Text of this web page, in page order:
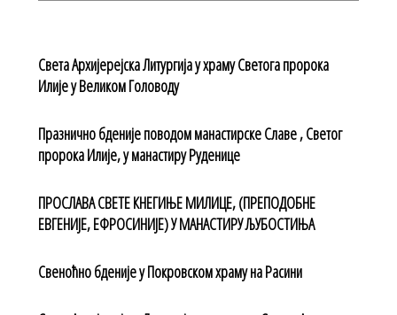
Света Архијерејска Литургија у храму Светога пророка
Илије у Великом Головоду
Празнично бденије поводом манастирске Славе , Светог
пророка Илије, у манастиру Руденице
ПРОСЛАВА СВЕТЕ КНЕГИЊЕ МИЛИЦЕ, (ПРЕПОДОБНЕ
ЕВГЕНИЈЕ, ЕФРОСИНИЈЕ) У МАНАСТИРУ ЉУБОСТИЊА
Свеноћно бденије у Покровском храму на Расини